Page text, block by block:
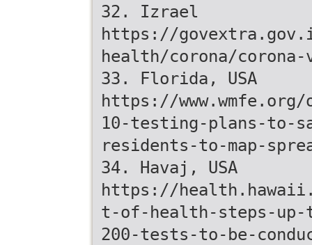
32. Izrael
https://
health/corona/
33. Florida, USA
https://
10-testing-plans-to-
residents-to-map-
34. Havaj, USA
https://
t-of-health-steps-
200-tests-to-be-